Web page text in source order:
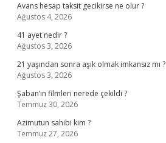
Avans hesap taksit gecikirse ne olur ?
Ağustos 4, 2026
41 ayet nedir ?
Ağustos 3, 2026
21 yaşından sonra aşık olmak imkansız mı ?
Ağustos 3, 2026
Şaban’ın filmleri nerede çekildi ?
Temmuz 30, 2026
Azimutun sahibi kim ?
Temmuz 27, 2026